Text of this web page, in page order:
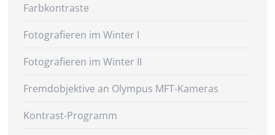
Farbkontraste
Fotografieren im Winter I
Fotografieren im Winter II
Fremdobjektive an Olympus MFT-Kameras
Kontrast-Programm